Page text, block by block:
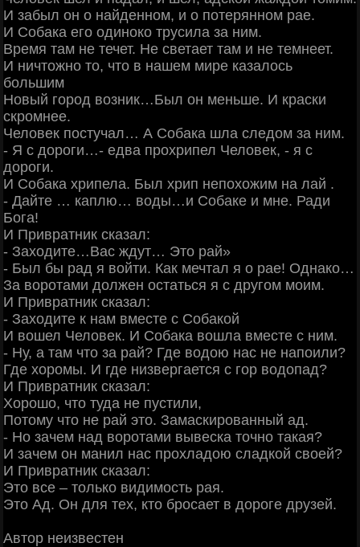
И забыл он о найденном, и о потерянном рае.
И Собака его одиноко трусила за ним.
Время там не течет. Не светает там и не темнеет.
И ничтожно то, что в нашем мире казалось
большим
Новый город возник…Был он меньше. И краски
скромнее.
Человек постучал… А Собака шла следом за ним.
- Я с дороги…- едва прохрипел Человек, - я с
дороги.
И Собака хрипела. Был хрип непохожим на лай .
- Дайте … каплю… воды…и Собаке и мне. Ради
Бога!
И Привратник сказал:
- Заходите…Вас ждут… Это рай»
- Был бы рад я войти. Как мечтал я о рае! Однако…
За воротами должен остаться я с другом моим.
И Привратник сказал:
- Заходите к нам вместе с Собакой
И вошел Человек. И Собака вошла вместе с ним.
- Ну, а там что за рай? Где водою нас не напоили?
Где хоромы. И где низвергается с гор водопад?
И Привратник сказал:
Хорошо, что туда не пустили,
Потому что не рай это. Замаскированный ад.
- Но зачем над воротами вывеска точно такая?
И зачем он манил нас прохладою сладкой своей?
И Привратник сказал:
Это все – только видимость рая.
Это Ад. Он для тех, кто бросает в дороге друзей.
Автор неизвестен